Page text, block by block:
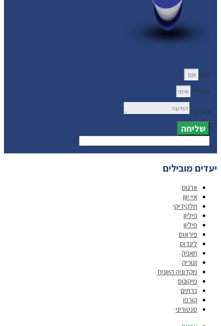
שם
אימייל
הודעה
שליחה
יעדים מובילים
ארגוס
איי יוון
חלקידיקי
פיליון
פיליון
פיראוס
לינדוס
חאניה
זגוריה
מקדוניה היוונית
מיקונוס
כרתים
קורפו
סנטוריני